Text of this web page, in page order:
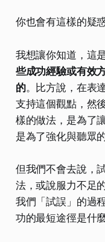
你也會有這樣的疑
我想讓你知道，這
些成功經驗或有效
的。比方說，在表
支持這個觀點，然
樣的做法，是為了
是為了強化與聽眾
但我們不會去說，
法，或說服力不足
我們「試誤」的過
功的最短途徑是什